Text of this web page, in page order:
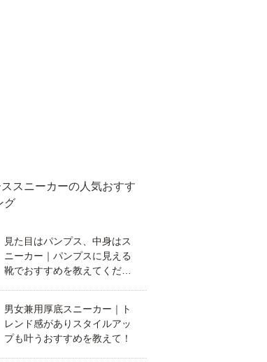
スニーカーの人気おすす
グ
見た目はパンプス、中身はス
ニーカー｜パンプスに見える
靴でおすすめを教えてくださ
男女兼用厚底スニーカー｜ト
レンド感がありスタイルアッ
プも叶うおすすめを教えて！